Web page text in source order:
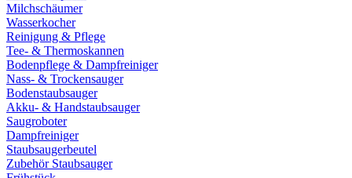
Milchschäumer
Wasserkocher
Reinigung & Pflege
Tee- & Thermoskannen
Bodenpflege & Dampfreiniger
Nass- & Trockensauger
Bodenstaubsauger
Akku- & Handstaubsauger
Saugroboter
Dampfreiniger
Staubsaugerbeutel
Zubehör Staubsauger